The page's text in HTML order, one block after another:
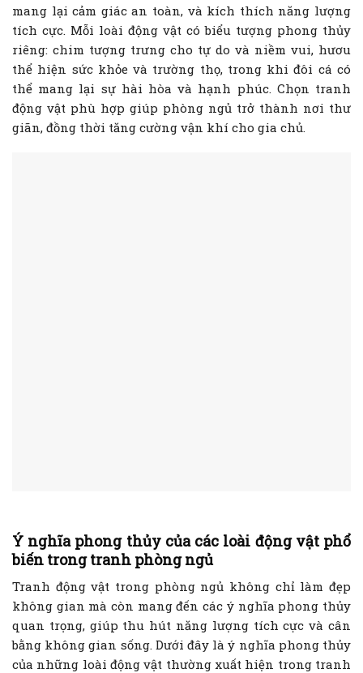
mang lại cảm giác an toàn, và kích thích năng lượng
tích cực. Mỗi loài động vật có biểu tượng phong thủy
riêng: chim tượng trưng cho tự do và niềm vui, hươu
thể hiện sức khỏe và trường thọ, trong khi đôi cá có
thể mang lại sự hài hòa và hạnh phúc. Chọn tranh
động vật phù hợp giúp phòng ngủ trở thành nơi thư
giãn, đồng thời tăng cường vận khí cho gia chủ.
Ý nghĩa phong thủy của các loài động vật phổ
biến trong tranh phòng ngủ
Tranh động vật trong phòng ngủ không chỉ làm đẹp
không gian mà còn mang đến các ý nghĩa phong thủy
quan trọng, giúp thu hút năng lượng tích cực và cân
bằng không gian sống. Dưới đây là ý nghĩa phong thủy
của những loài động vật thường xuất hiện trong tranh